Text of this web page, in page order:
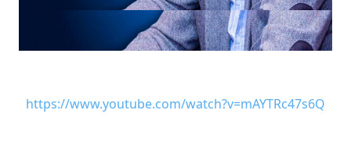
https://www.youtube.com/watch?v=mAYTRc47s6Q